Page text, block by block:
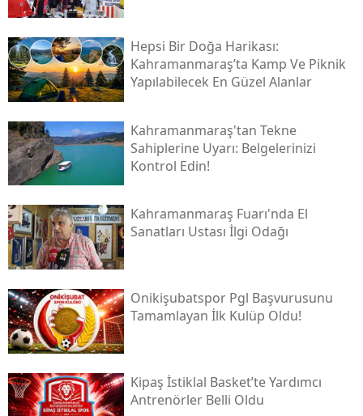
Hepsi Bir Doğa Harikası:
Kahramanmaraş’ta Kamp Ve Piknik
Yapılabilecek En Güzel Alanlar
Kahramanmaraş'tan Tekne
Sahiplerine Uyarı: Belgelerinizi
Kontrol Edin!
Kahramanmaraş Fuarı'nda El
Sanatları Ustası İlgi Odağı
Onikişubatspor Pgl Başvurusunu
Tamamlayan İlk Kulüp Oldu!
Kipaş İstiklal Basket’te Yardımcı
Antrenörler Belli Oldu